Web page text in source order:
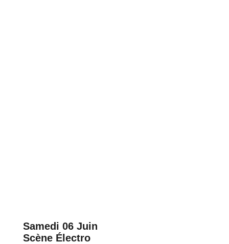
Samedi 06 Juin
Scène Électro